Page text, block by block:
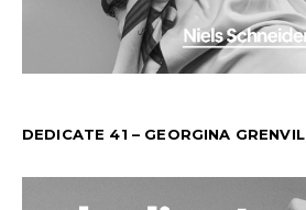
DEDICATE 41 – GEORGINA